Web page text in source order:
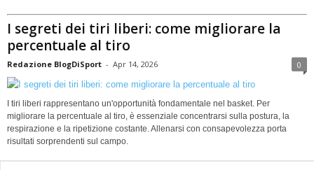
I segreti dei tiri liberi: come migliorare la
percentuale al tiro
Redazione BlogDiSport - Apr 14, 2026 0
I tiri liberi rappresentano un'opportunità fondamentale nel basket. Per
migliorare la percentuale al tiro, è essenziale concentrarsi sulla postura, la
respirazione e la ripetizione costante. Allenarsi con consapevolezza porta
risultati sorprendenti sul campo.